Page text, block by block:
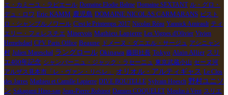
ATELIER アトリエがある。 今や、醸造家も世代交代しつつ
ある。ダミアン・コクレの年代が主流顧客となりつつある。
このビストロに行くと、時には、実に危険なことがある。
客が殆ど知り合い同志なので、一杯づつ奢り合う習慣があ
る。１０人いれば、最低でも１０杯はあ飲まなければならな
い。 今夜も１０人程はいた。奢り合いが２周廻って２０杯
となった。 中にはベロベロに酔っぱらっている人もいる。
人気者のダミアンは早口でジョークを飛ばし続けて皆を笑わ
せる。 しまいにはカウンターの中に入って、まるでダミア
エ・カミーユ・ラピエール Domaine Elodie Balme Domaine SEXTANT ル・グロ・
デュ・ロワ Eric KAMM 鹿児島 DOMAINE NICOLAS CARMARANS ビスト
ロ・シャンブルノワール C'est le Printemps 2017 Nicolas Réau Yannick Amirault ティ
エリー・フォレスチエ Minervois Mathieu Lapierre Les Vignes d'Olivier Vivien
Hemelsdael CPV Paris Office Beaune ドメーヌ・ダニエル・サージュ アシニャン
村 Julien Mareschal ラングロール Okinawa 藤田社長 Tokyo Alain Allier スリ
エ400年記念 シャンパーニュ・ジャック・ラセーニュ 東京武蔵小山 セーヌ河
アルザス見本市「レ・ヴァン・リベレ」
オリオル・アルティギャス Le Clos
des Jarres Mathieu et Camille Lapierre DIVE BOUTELLE Sylvain Hoesch 野村ユニソ
ン Sakagami Hino-san Jean-Pierre Robinot Damien COQUELET Moulin à Vent スリエ